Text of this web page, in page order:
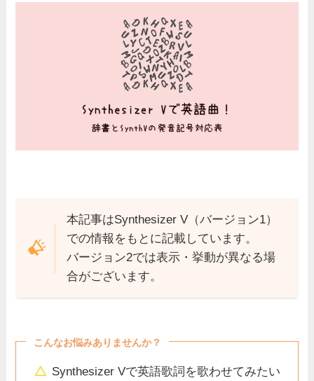
本記事はSynthesizer V（バージョン1）
での情報をもとに記載しています。
バージョン2では表示・挙動が異なる場
合がございます。
こんなお悩みありませんか？
Synthesizer Vで英語歌詞を歌わせてみたい